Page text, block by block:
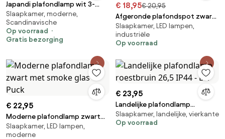
Japandi plafondlamp wit 3-
lichts - Multi Bida
Slaapkamer, moderne,
Scandinavische
Op voorraad
Gratis bezorging
€ 18,95€ 20,95
Afgeronde plafondspot zwart
met smoke glas 3-lichts -
Teddy
Slaapkamer, LED lampen,
industriële
Op voorraad
€ 22,95
Moderne plafondlamp zwart
met smoke glas - Puck
Slaapkamer, LED lampen,
moderne
€ 23,95
Landelijke plafondlamp
roestbruin 26,5 IP44 - Bri
Slaapkamer, landelijke, vierkante
Op voorraad